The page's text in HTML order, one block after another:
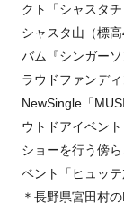
クト「シャスタ
シャスタ山（標
バム『シンガー
ラウドファンデ
NewSingle「
ウトドアイベン
ショーを行う傍
ベント「ヒュッ
＊長野県宮田村